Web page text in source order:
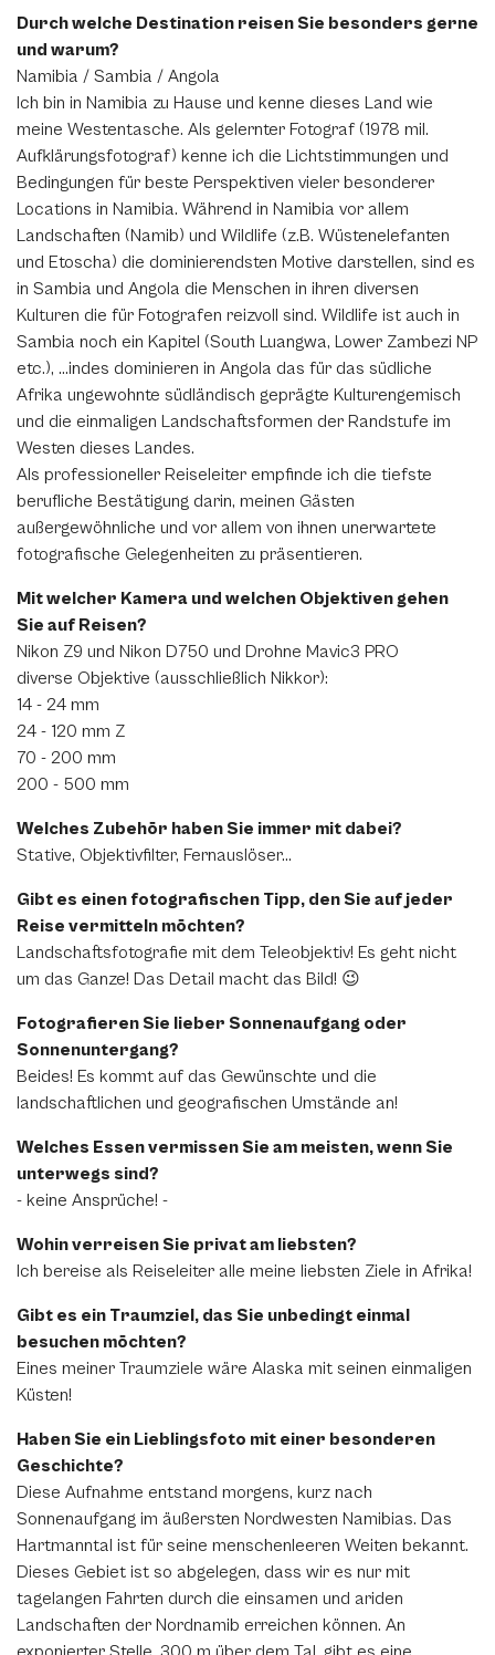
Durch welche Destination reisen Sie besonders gerne
und warum?
Namibia / Sambia / Angola
Ich bin in Namibia zu Hause und kenne dieses Land wie
meine Westentasche. Als gelernter Fotograf (1978 mil.
Aufklärungsfotograf) kenne ich die Lichtstimmungen und
Bedingungen für beste Perspektiven vieler besonderer
Locations in Namibia. Während in Namibia vor allem
Landschaften (Namib) und Wildlife (z.B. Wüstenelefanten
und Etoscha) die dominierendsten Motive darstellen, sind es
in Sambia und Angola die Menschen in ihren diversen
Kulturen die für Fotografen reizvoll sind. Wildlife ist auch in
Sambia noch ein Kapitel (South Luangwa, Lower Zambezi NP
etc.), ...indes dominieren in Angola das für das südliche
Afrika ungewohnte südländisch geprägte Kulturengemisch
und die einmaligen Landschaftsformen der Randstufe im
Westen dieses Landes.
Als professioneller Reiseleiter empfinde ich die tiefste
berufliche Bestätigung darin, meinen Gästen
außergewöhnliche und vor allem von ihnen unerwartete
fotografische Gelegenheiten zu präsentieren.
Mit welcher Kamera und welchen Objektiven gehen
Sie auf Reisen?
Nikon Z9 und Nikon D750 und Drohne Mavic3 PRO
diverse Objektive (ausschließlich Nikkor):
14 - 24 mm
24 - 120 mm Z
70 - 200 mm
200 - 500 mm
Welches Zubehör haben Sie immer mit dabei?
Stative, Objektivfilter, Fernauslöser...
Gibt es einen fotografischen Tipp, den Sie auf jeder
Reise vermitteln möchten?
Landschaftsfotografie mit dem Teleobjektiv! Es geht nicht
um das Ganze! Das Detail macht das Bild! 😉
Fotografieren Sie lieber Sonnenaufgang oder
Sonnenuntergang?
Beides! Es kommt auf das Gewünschte und die
landschaftlichen und geografischen Umstände an!
Welches Essen vermissen Sie am meisten, wenn Sie
unterwegs sind?
- keine Ansprüche! -
Wohin verreisen Sie privat am liebsten?
Ich bereise als Reiseleiter alle meine liebsten Ziele in Afrika!
Gibt es ein Traumziel, das Sie unbedingt einmal
besuchen möchten?
Eines meiner Traumziele wäre Alaska mit seinen einmaligen
Küsten!
Haben Sie ein Lieblingsfoto mit einer besonderen
Geschichte?
Diese Aufnahme entstand morgens, kurz nach
Sonnenaufgang im äußersten Nordwesten Namibias. Das
Hartmanntal ist für seine menschenleeren Weiten bekannt.
Dieses Gebiet ist so abgelegen, dass wir es nur mit
tagelangen Fahrten durch die einsamen und ariden
Landschaften der Nordnamib erreichen können. An